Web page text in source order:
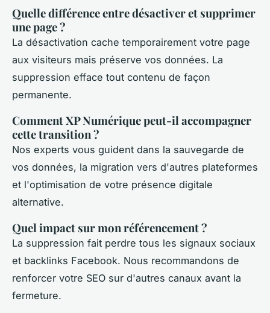
Quelle différence entre désactiver et supprimer
une page ?
La désactivation cache temporairement votre page
aux visiteurs mais préserve vos données. La
suppression efface tout contenu de façon
permanente.
Comment XP Numérique peut-il accompagner
cette transition ?
Nos experts vous guident dans la sauvegarde de
vos données, la migration vers d'autres plateformes
et l'optimisation de votre présence digitale
alternative.
Quel impact sur mon référencement ?
La suppression fait perdre tous les signaux sociaux
et backlinks Facebook. Nous recommandons de
renforcer votre SEO sur d'autres canaux avant la
fermeture.